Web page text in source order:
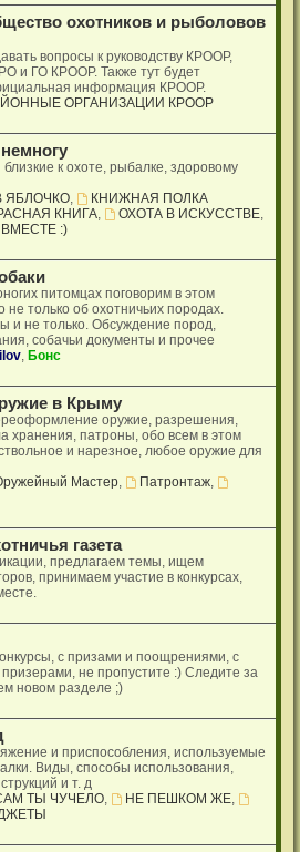
охотников и рыболовов
вопросы к руководству КРООР,
и ГО КРООР. Также тут будет
информация КРООР.
ОРГАНИЗАЦИИ КРООР
к охоте, рыбалке, здоровому
ЯБЛОЧКО,
КНИЖНАЯ ПОЛКА
КНИГА, ОХОТА В ИСКУССТВЕ,
:)
питомцах поговорим в этом
только об охотничьих породах.
и не только. Обсуждение пород,
собачьи документы и прочее
, Бонс
в Крыму
оружие, разрешения,
хранения, патроны, обо всем в этом
и нарезное, любое оружие для
Мастер, Патронтаж,
газета
предлагаем темы, ищем
принимаем участие в конкурсах,
с призами и поощрениями, с
не пропустите :) Следите за
новом разделе ;)
и приспособления, используемые
Виды, способы использования,
и т. д
ТЫ ЧУЧЕЛО, НЕ ПЕШКОМ ЖЕ,